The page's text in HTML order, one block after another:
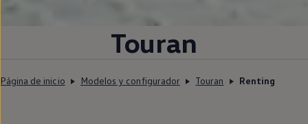
Touran
Página de inicio Modelos y configurador Touran Renting